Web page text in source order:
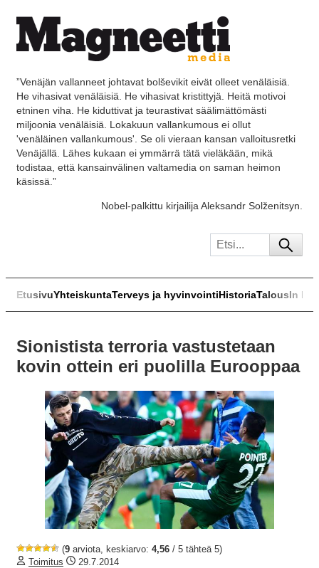
”Venäjän vallanneet johtavat bolševikit eivät olleet venäläisiä.
He vihasivat venäläisiä. He vihasivat kristittyjä. Heitä motivoi
etninen viha. He kiduttivat ja teurastivat säälimättömästi
miljoonia venäläisiä. Lokakuun vallankumous ei ollut
'venäläinen vallankumous'. Se oli vieraan kansan valloitusretki
Venäjällä. Lähes kukaan ei ymmärrä tätä vieläkään, mikä
todistaa, että kansainvälinen valtamedia on saman heimon
käsissä.”
Nobel-palkittu kirjailija Aleksandr Solženitsyn.
EtusivuYhteiskuntaTerveys ja hyvinvointiHistoriaTalousIn
Sionistista terroria vastustetaan
kovin ottein eri puolilla Eurooppaa
(9 arviota, keskiarvo: 4,56 / 5 tähteä 5)
Toimitus
29.7.2014